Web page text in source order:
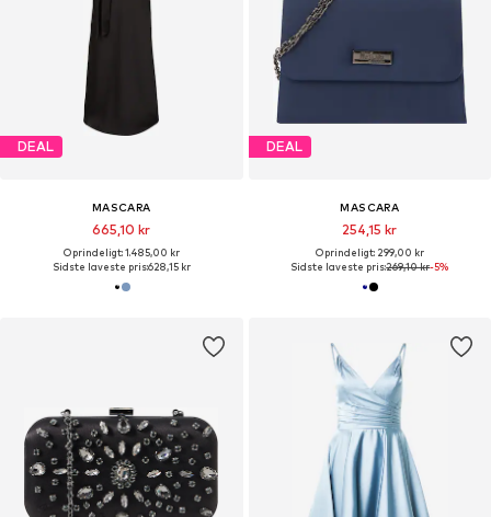
DEAL
MASCARA
665,10 kr
Oprindeligt: 1.485,00 kr
Sidste laveste pris:628,15 kr
DEAL
MASCARA
254,15 kr
Oprindeligt: 299,00 kr
Sidste laveste pris:269,10 kr-5%